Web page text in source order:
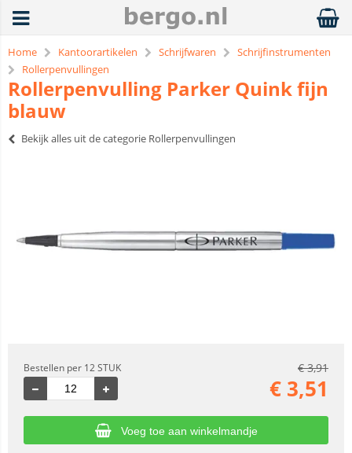
Home Kantoorartikelen Schrijfwaren
Schrijfinstrumenten
Rollerpenvullingen
Rollerpenvulling Parker Quink fijn
blauw
Bekijk alles uit de categorie Rollerpenvullingen
Bestellen per 12 STUK €3,91
€ 3,51
Voeg toe aan winkelmandje